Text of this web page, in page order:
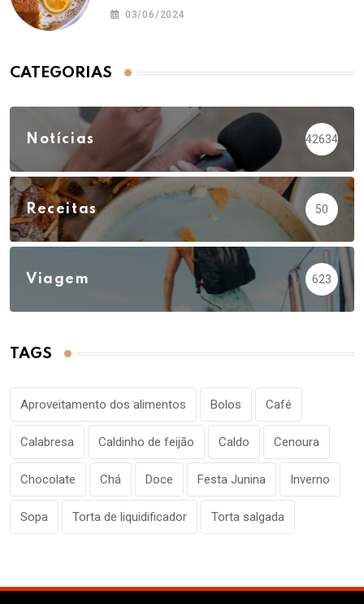
03/06/2024
CATEGORIAS
Notícias 42634
Receitas 50
Viagem 623
TAGS
Aproveitamento dos alimentos Bolos Café
Calabresa Caldinho de feijão Caldo Cenoura
Chocolate Chá Doce Festa Junina Inverno
Sopa Torta de liquidificador Torta salgada